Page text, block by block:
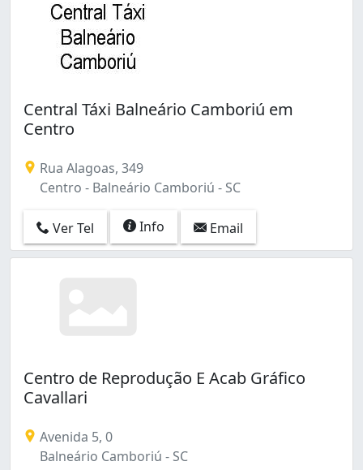
Central Táxi Balneário Camboriú em
Centro
Rua Alagoas, 349
Centro - Balneário Camboriú - SC
Ver Tel Info Email
Centro de Reprodução E Acab Gráfico
Cavallari
Avenida 5, 0
Balneário Camboriú - SC